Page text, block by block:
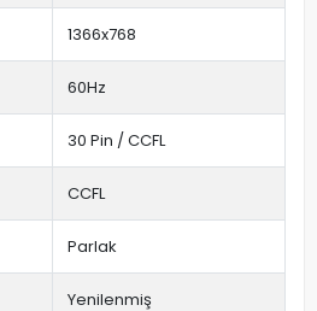
1366x768
60Hz
30 Pin / CCFL
CCFL
Parlak
Yenilenmiş